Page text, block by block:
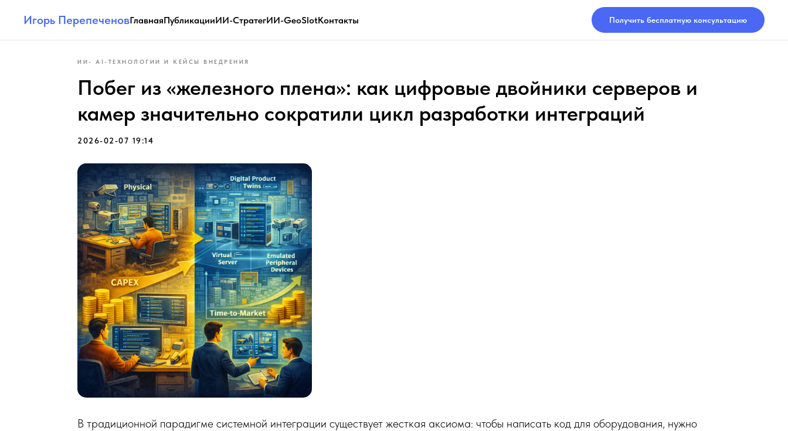
Игорь ПерепеченовГлавнаяПубликацииИИ-СтратегИИ-GeoSlotКонтакты Получить бесплатную консультацию
ИИ- AI-ТЕХНОЛОГИИ И КЕЙСЫ ВНЕДРЕНИЯ
Побег из «железного плена»: как цифровые двойники серверов и
камер значительно сократили цикл разработки интеграций
2026-02-07 19:14
В традиционной парадигме системной интеграции существует жесткая аксиома: чтобы написать код для оборудования, нужно